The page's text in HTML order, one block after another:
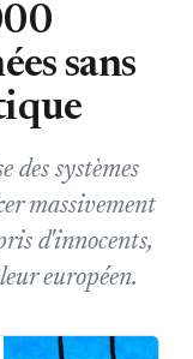
sans
des systèmes
massivement
d'innocents,
européen.